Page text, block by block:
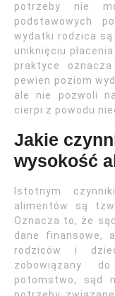
potrzeby nie
podstawowych
wydatki rodzica są
uniknięciu
praktyce
pewien poziom
ale nie pozwoli
cierpi z powodu
Jakie
wysokość
Istotnym
alimentów są tzw.
Oznacza to, że
dane finansowe,
rodziców i
zobowiązany
potomstwo, sąd